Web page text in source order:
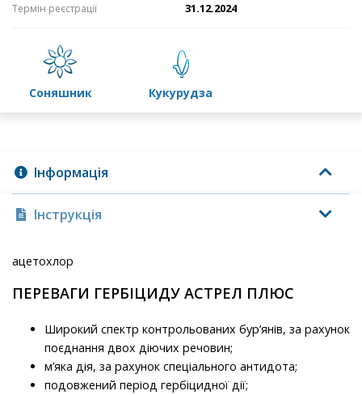
Термін реєстрації 31.12.2024
соняшник кукурудза
Інформація
Інструкція
ацетохлор
ПЕРЕВАГИ ГЕРБІЦИДУ АСТРЕЛ ПЛЮС
Широкий спектр контрольованих бур’янів, за рахунок
поєднання двох діючих речовин;
м’яка дія, за рахунок спеціального антидота;
подовжений період гербіцидної дії;